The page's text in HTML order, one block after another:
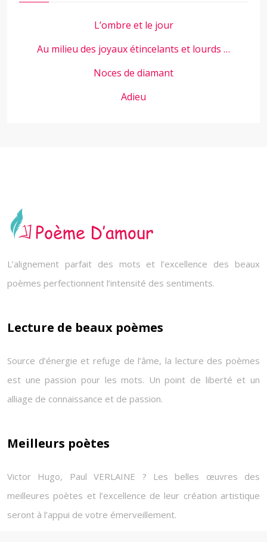
L’ombre et le jour
Au milieu des joyaux étincelants et lourds …
Noces de diamant
Adieu
L’alignement parfait des mots et l’excellence des beaux
poèmes perfectionnent l’intensité des sentiments.
Lecture de beaux poèmes
Source d’énergie et refuge de l’âme, la lecture des poèmes
est une passion pour les mots. Un point de liberté et un
alliage de connaissance et de passion.
Meilleurs poètes
Victor Hugo, Paul VERLAINE ? Les belles œuvres des
meilleures poètes et l’excellence de leur création artistique
seront à l’appui de votre émerveillement.